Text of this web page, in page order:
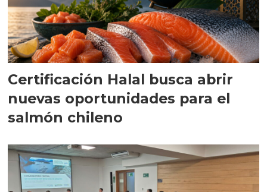
Certificación Halal busca abrir
nuevas oportunidades para el
salmón chileno